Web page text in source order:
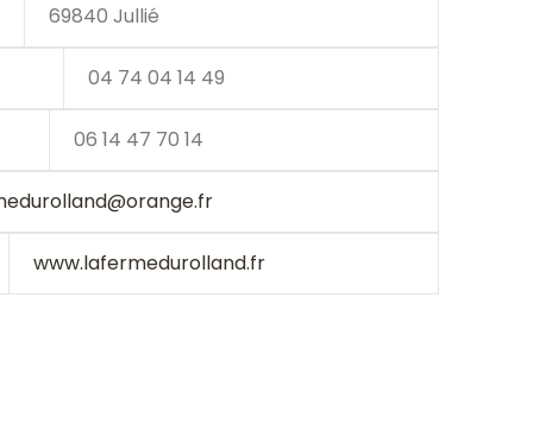
69840 Jullié
04 74 04 14 49
06 14 47 70 14
www.lafermedurolland.fr